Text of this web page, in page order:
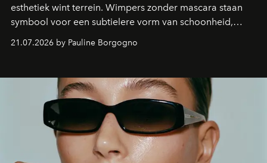
esthetiek wint terrein. Wimpers zonder mascara staan
symbool voor een subtielere vorm van schoonheid,
waarin zelfvertrouwen belangrijker is dan een overvloed
aan make-up.
21.07.2026 by Pauline Borgogno